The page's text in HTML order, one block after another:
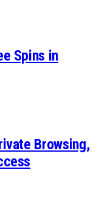
Spins in
Browsing,